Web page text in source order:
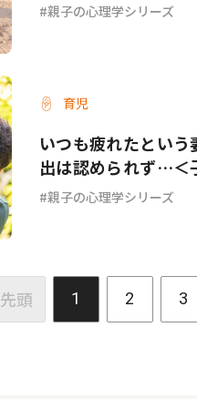
親子の心理学シリーズ
育児
いつも疲れたとい
出は認められず…＜
親子の心理学シリーズ
先頭 1 2 3